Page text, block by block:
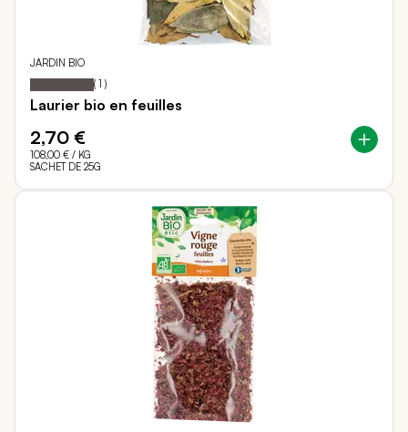
JARDIN BIO
Notation: 100
% of
( 1 )
Laurier bio en feuilles
2,70 €
108,00 € / KG
SACHET DE 25G